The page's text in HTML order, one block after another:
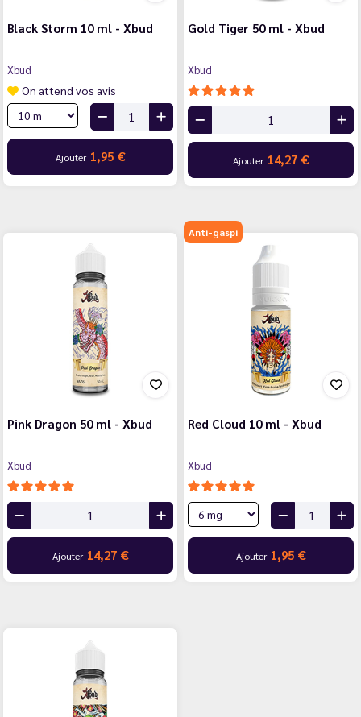
Black Storm 10 ml - Xbud
Xbud
On attend vos avis
Ajouter 1,95 €
Gold Tiger 50 ml - Xbud
Xbud
Ajouter 14,27 €
Pink Dragon 50 ml - Xbud
Xbud
Ajouter 14,27 €
Anti-gaspi
Red Cloud 10 ml - Xbud
Xbud
Ajouter 1,95 €